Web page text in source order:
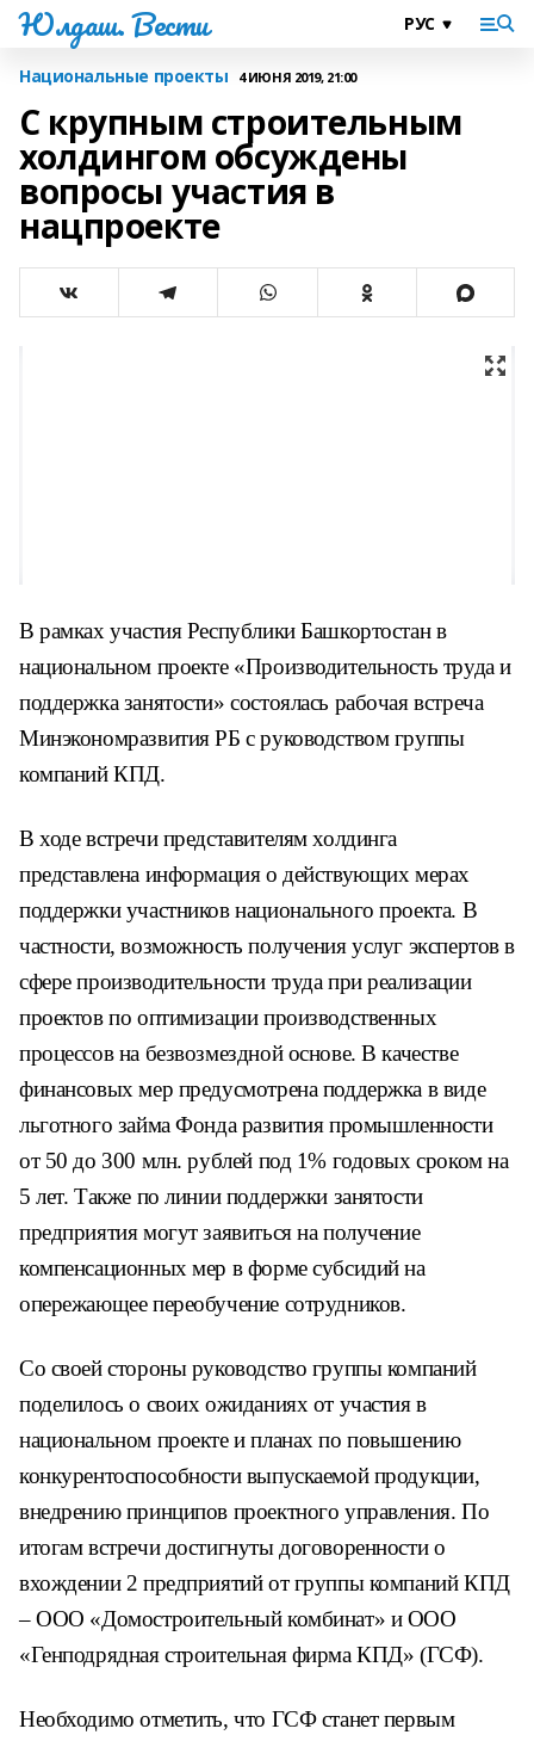
Юлдаш. Вести
Национальные проекты 4 ИЮНЯ 2019, 21:00
С крупным строительным
холдингом обсуждены
вопросы участия в
нацпроекте
В рамках участия Республики Башкортостан в
национальном проекте «Производительность труда и
поддержка занятости» состоялась рабочая встреча
Минэкономразвития РБ с руководством группы
компаний КПД.
В ходе встречи представителям холдинга
представлена информация о действующих мерах
поддержки участников национального проекта. В
частности, возможность получения услуг экспертов в
сфере производительности труда при реализации
проектов по оптимизации производственных
процессов на безвозмездной основе. В качестве
финансовых мер предусмотрена поддержка в виде
льготного займа Фонда развития промышленности
от 50 до 300 млн. рублей под 1% годовых сроком на
5 лет. Также по линии поддержки занятости
предприятия могут заявиться на получение
компенсационных мер в форме субсидий на
опережающее переобучение сотрудников.
Со своей стороны руководство группы компаний
поделилось о своих ожиданиях от участия в
национальном проекте и планах по повышению
конкурентоспособности выпускаемой продукции,
внедрению принципов проектного управления. По
итогам встречи достигнуты договоренности о
вхождении 2 предприятий от группы компаний КПД
– ООО «Домостроительный комбинат» и ООО
«Генподрядная строительная фирма КПД» (ГСФ).
Необходимо отметить, что ГСФ станет первым